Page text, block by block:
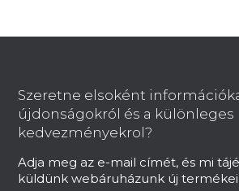
Szeretne elsoként
újdonságokról és a különleges
kedvezményekrol?
Adja meg az e-mail címét, és mi
küldünk webáruházunk új